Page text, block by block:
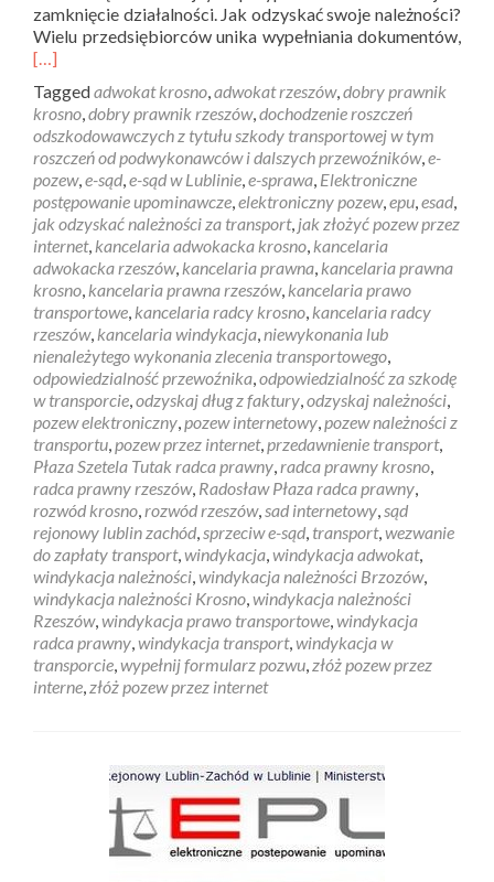
zamknięcie działalności. Jak odzyskać swoje należności?
Wielu przedsiębiorców unika wypełniania dokumentów,
[…]
Taggedadwokat krosno,adwokat rzeszów,dobry prawnik
krosno,dobry prawnik rzeszów,dochodzenie roszczeń
odszkodowawczych z tytułu szkody transportowej w tym
roszczeń od podwykonawców i dalszych przewoźników,e-
pozew,e-sąd,e-sąd w Lublinie,e-sprawa, Elektroniczne
postępowanie upominawcze,elektroniczny pozew,epu,esad,
jak odzyskać należności za transport, jak złożyć pozew przez
internet, kancelaria adwokacka krosno, kancelaria
adwokacka rzeszów, kancelaria prawna, kancelaria prawna
krosno, kancelaria prawna rzeszów, kancelaria prawo
transportowe, kancelaria radcy krosno, kancelaria radcy
rzeszów, kancelaria windykacja,niewykonania lub
nienależytego wykonania zlecenia transportowego,
odpowiedzialność przewoźnika,odpowiedzialność za szkodę
w transporcie,odzyskaj dług z faktury,odzyskaj należności,
pozew elektroniczny,pozew internetowy,pozew należności z
transportu,pozew przez internet,przedawnienie transport,
Płaza Szetela Tutak radca prawny,radca prawny krosno,
radca prawny rzeszów, Radosław Płaza radca prawny,
rozwód krosno,rozwód rzeszów,sad internetowy,sąd
rejonowy lublin zachód,sprzeciw e-sąd, transport,wezwanie
do zapłaty transport,windykacja,windykacja adwokat,
windykacja należności,windykacja należności Brzozów,
windykacja należności Krosno,windykacja należności
Rzeszów,windykacja prawo transportowe,windykacja
radca prawny,windykacja transport,windykacja w
transporcie,wypełnij formularz pozwu,złóż pozew przez
interne,złóż pozew przez internet